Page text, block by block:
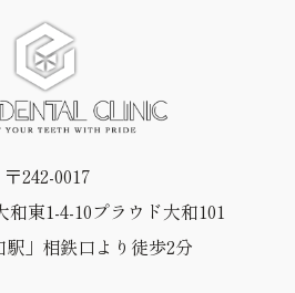
〒242-0017
東1-4-10プラウド大和101
」相鉄口より徒歩2分